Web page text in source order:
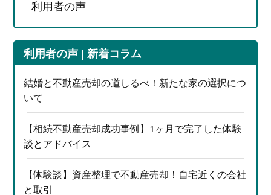
利用者の声
利用者の声 | 新着コラム
結婚と不動産売却の道しるべ！新たな家の選択につ
いて
【相続不動産売却成功事例】1ヶ月で完了した体験
談とアドバイス
【体験談】資産整理で不動産売却！自宅近くの会社
と取引